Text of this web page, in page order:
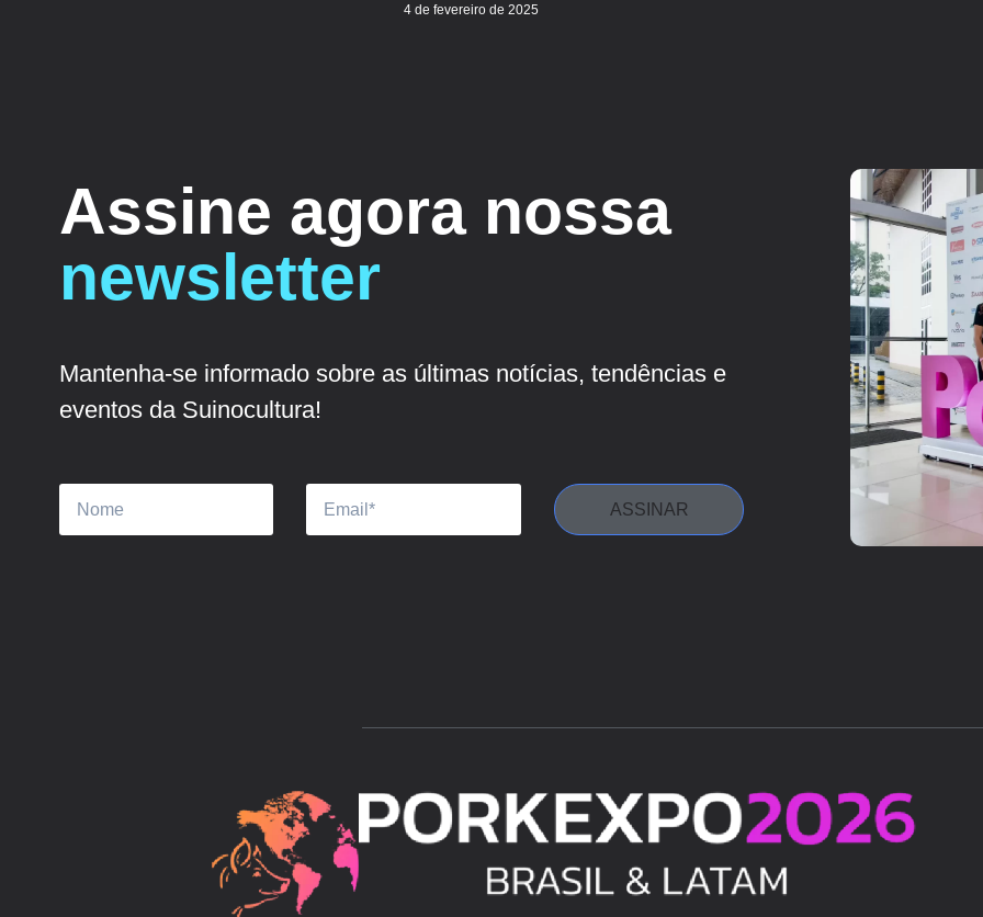
4 de fevereiro de 2025
Assine agora nossa
newsletter
Mantenha-se informado sobre as últimas notícias, tendências e
eventos da Suinocultura!
ASSINAR